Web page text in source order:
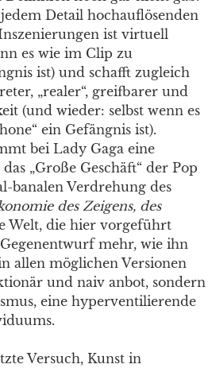
Detail hochauflösenden
ist virtuell
es wie im Clip zu
ist) und schafft zugleich
„realer“, greifbarer und
(und wieder: selbst wenn es
ein Gefängnis ist).
bei Lady Gaga eine
„Große Geschäft“ der Pop
banalen Verdrehung des
des Zeigens, des
Welt, die hier vorgeführt
mehr, wie ihn
allen möglichen Versionen
und naiv anbot, sondern
eine hyperventilierende
Versuch, Kunst in